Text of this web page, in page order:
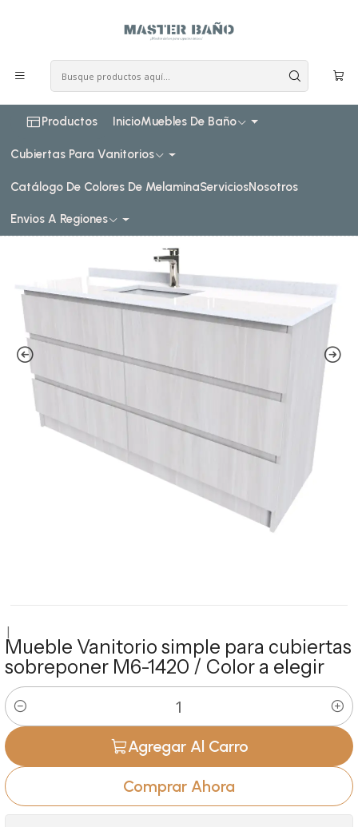
Productos InicioMuebles De Baño
Cubiertas Para Vanitorios
Catálogo De Colores De MelaminaServiciosNosotros
Envios A Regiones
Mueble Vanitorio simple para cubiertas sobreponer M6-
1420 / Color a elegir
|
Mueble Vanitorio simple para cubiertas
sobreponer M6-1420 / Color a elegir
Cantidad
Agregar Al Carro
Comprar Ahora